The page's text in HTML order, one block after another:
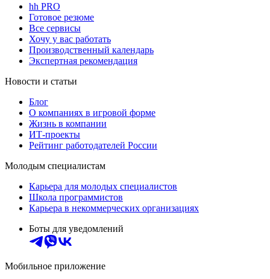
hh PRO
Готовое резюме
Все сервисы
Хочу у вас работать
Производственный календарь
Экспертная рекомендация
Новости и статьи
Блог
О компаниях в игровой форме
Жизнь в компании
ИТ-проекты
Рейтинг работодателей России
Молодым специалистам
Карьера для молодых специалистов
Школа программистов
Карьера в некоммерческих организациях
Боты для уведомлений
Мобильное приложение